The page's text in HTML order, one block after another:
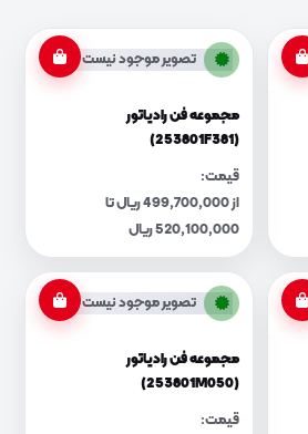
تصویر موجود نیست
مجموعه فن رادیاتور
(253801F381)
قیمت:
از 499,700,000 ریال تا
520,100,000 ریال
تصویر موجود نیست
مجموعه فن رادیاتور
(253801M050)
قیمت: